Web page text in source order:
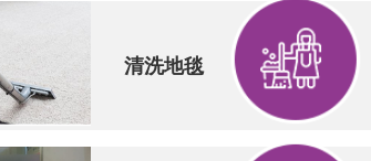
清洗地毯